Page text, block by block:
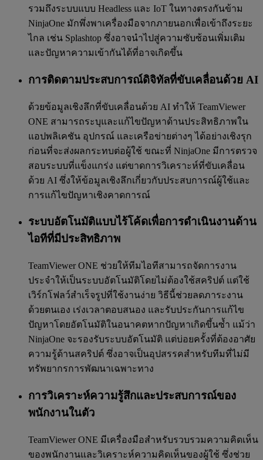
รวมถึงระบบแบบ Headless และ IoT ในทางตรงกันข้าม
NinjaOne มักพึ่งพาเครื่องมือจากภายนอกเพื่อเข้าถึงระยะ
ไกล เช่น Splashtop ซึ่งอาจนำไปสู่ความซับซ้อนเพิ่มเติม
และปัญหาความเข้ากันได้ที่อาจเกิดขึ้น
การติดตามประสบการณ์ดิจิทัลที่ขับเคลื่อนด้วย AI
ด้วยข้อมูลเชิงลึกที่ขับเคลื่อนด้วย AI ทำให้ TeamViewer
ONE สามารถระบุและแก้ไขปัญหาด้านประสิทธิภาพใน
แอปพลิเคชัน อุปกรณ์ และเครือข่ายต่างๆ ได้อย่างเชิงรุก
ก่อนที่จะส่งผลกระทบต่อผู้ใช้ ขณะที่ NinjaOne มีการตรวจ
สอบระบบที่แข็งแกร่ง แต่ขาดการวิเคราะห์ที่ขับเคลื่อน
ด้วย AI ซึ่งให้ข้อมูลเชิงลึกเกี่ยวกับประสบการณ์ผู้ใช้และ
การแก้ไขปัญหาเชิงคาดการณ์
ระบบอัตโนมัติแบบไร้โค้ดเพื่อการดำเนินงานด้าน
ไอทีที่มีประสิทธิภาพ
TeamViewer ONE ช่วยให้ทีมไอทีสามารถจัดการงาน
ประจำให้เป็นระบบอัตโนมัติโดยไม่ต้องใช้สคริปต์ แต่ใช้
เวิร์กโฟลว์สำเร็จรูปที่ใช้งานง่าย วิธีนี้ช่วยลดภาระงาน
ด้วยตนเอง เร่งเวลาตอบสนอง และรับประกันการแก้ไข
ปัญหาโดยอัตโนมัติในอนาคตหากปัญหาเกิดขึ้นซ้ำ แม้ว่า
NinjaOne จะรองรับระบบอัตโนมัติ แต่บ่อยครั้งที่ต้องอาศัย
ความรู้ด้านสคริปต์ ซึ่งอาจเป็นอุปสรรคสำหรับทีมที่ไม่มี
ทรัพยากรการพัฒนาเฉพาะทาง
การวิเคราะห์ความรู้สึกและประสบการณ์ของ
พนักงานในตัว
TeamViewer ONE มีเครื่องมือสำหรับรวบรวมความคิดเห็น
ของพนักงานและวิเคราะห์ความคิดเห็นของผู้ใช้ ซึ่งช่วย